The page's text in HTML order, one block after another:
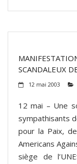
SCANDALEUX
12 mai 2003
12 mai – Une
sympathisants
pour la Paix,
Americans
siège de